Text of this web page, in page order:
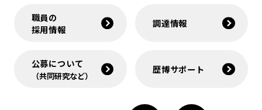
職員の
採用情報
調達情報
公募について
（共同研究など）
歴博サポート